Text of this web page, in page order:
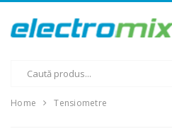
Home Tensiometre